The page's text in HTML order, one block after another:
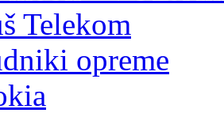
Telekom
opreme